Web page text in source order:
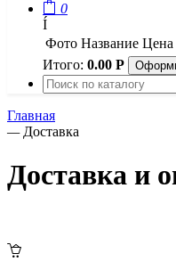
0
Í
Фото Название Цена
Итого: 0.00 Р
Главная
— Доставка
Доставка и